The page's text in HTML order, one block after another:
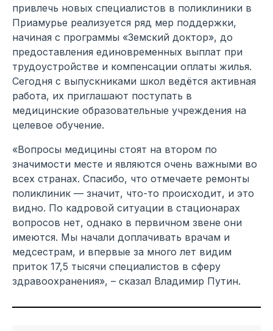
привлечь новых специалистов в поликлиники в
Приамурье реализуется ряд мер поддержки,
начиная с программы «Земский доктор», до
предоставления единовременных выплат при
трудоустройстве и компенсации оплаты жилья.
Сегодня с выпускниками школ ведётся активная
работа, их приглашают поступать в
медицинские образовательные учреждения на
целевое обучение.
«Вопросы медицины стоят на втором по
значимости месте и являются очень важными во
всех странах. Спасибо, что отмечаете ремонты
поликлиник — значит, что-то происходит, и это
видно. По кадровой ситуации в стационарах
вопросов нет, однако в первичном звене они
имеются. Мы начали доплачивать врачам и
медсестрам, и впервые за много лет видим
приток 17,5 тысячи специалистов в сферу
здравоохранения», – сказал Владимир Путин.